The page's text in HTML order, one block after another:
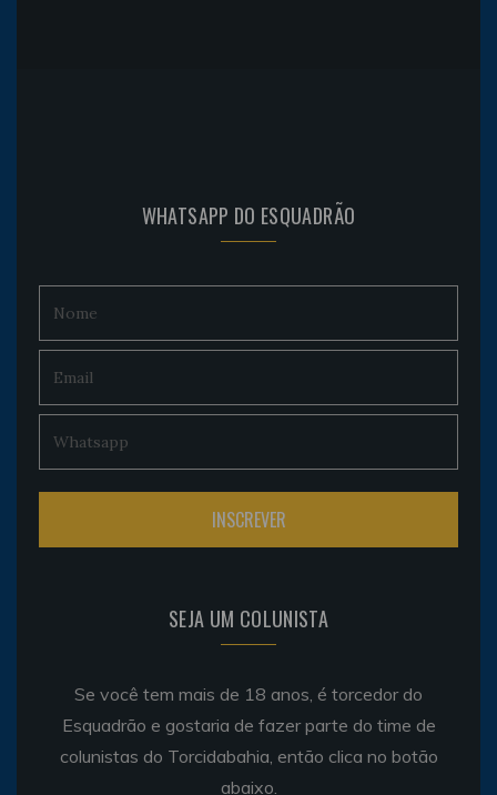
WHATSAPP DO ESQUADRÃO
SEJA UM COLUNISTA
Se você tem mais de 18 anos, é torcedor do
Esquadrão e gostaria de fazer parte do time de
colunistas do Torcidabahia, então clica no botão
abaixo.